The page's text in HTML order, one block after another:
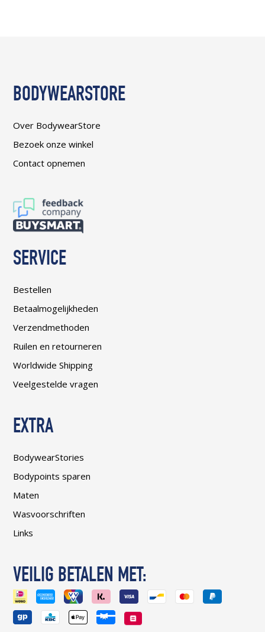
BODYWEARSTORE
Over BodywearStore
Bezoek onze winkel
Contact opnemen
SERVICE
Bestellen
Betaalmogelijkheden
Verzendmethoden
Ruilen en retourneren
Worldwide Shipping
Veelgestelde vragen
EXTRA
BodywearStories
Bodypoints sparen
Maten
Wasvoorschriften
Links
VEILIG BETALEN MET: